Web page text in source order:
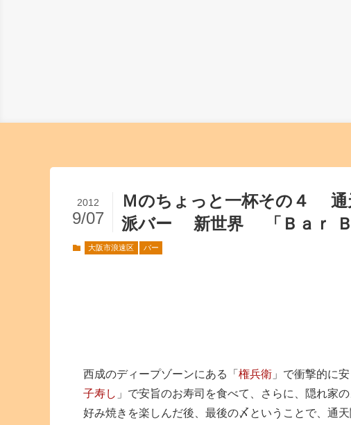
Ｍのちょっと一杯その４ 通
派バー 新世界 「Ｂａｒ Ｂ
2012
9/07
大阪市浪速区 バー
西成のディープゾーンにある「 権兵衛 」で衝撃的に
子寿し 」で安旨のお寿司を食べて、さらに、隠れ家
好み焼きを楽しんだ後、最後の〆ということで、通